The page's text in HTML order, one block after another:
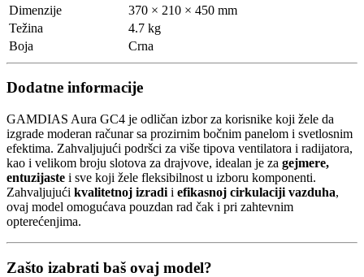
Dimenzije
370 × 210 × 450 mm
Težina
4.7 kg
Boja
Crna
Dodatne informacije
GAMDIAS Aura GC4 je odličan izbor za korisnike koji žele da
izgrade moderan računar sa prozirnim bočnim panelom i svetlosnim
efektima. Zahvaljujući podršci za više tipova ventilatora i radijatora,
kao i velikom broju slotova za drajvove, idealan je za gejmere,
entuzijaste i sve koji žele fleksibilnost u izboru komponenti.
Zahvaljujući kvalitetnoj izradi i efikasnoj cirkulaciji vazduha,
ovaj model omogućava pouzdan rad čak i pri zahtevnim
opterećenjima.
Zašto izabrati baš ovaj model?